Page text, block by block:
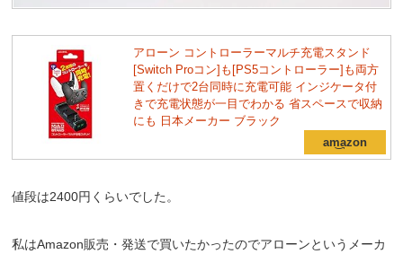
アローン コントローラーマルチ充電スタンド
[Switch Proコン]も[PS5コントローラー]も両方
置くだけで2台同時に充電可能 インジケータ付
きで充電状態が一目でわかる 省スペースで収納
にも 日本メーカー ブラック
値段は2400円くらいでした。
私はAmazon販売・発送で買いたかったのでアローンというメーカ